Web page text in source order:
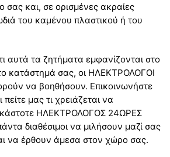
σας και, σε ορισμένες ακραίες
του καμένου πλαστικού ή του
αυτά τα ζητήματα εμφανίζονται στο
το κατάστημά σας, οι ΗΛΕΚΤΡΟΛΟΓΟΙ
να βοηθήσουν. Επικοινωνήστε
μας τι χρειάζεται να
ΗΛΕΚΤΡΟΛΟΓΟΣ 24ΩΡΕΣ
διαθέσιμοι να μιλήσουν μαζί σας
να έρθουν άμεσα στον χώρο σας.